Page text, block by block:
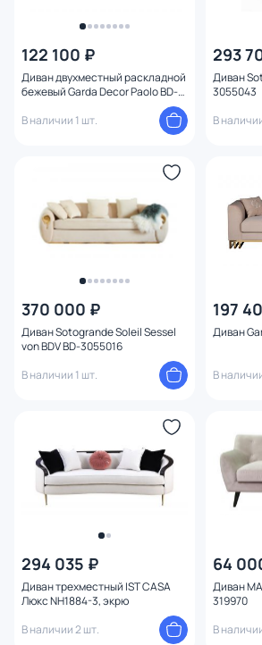
122 100 ₽
Диван двухместный pаскладной
бежевый Garda Decor Paolo BD-
В наличии 1 шт.
293
Диван
3055043
В
370 000 ₽
Диван Sotogrande Soleil Sessel
von BDV BD-3055016
В наличии 1 шт.
197
Диван
В
294 035 ₽
Диван трехместный IST CASA
Люкс NH1884-3, экрю
В наличии 2 шт.
64
Диван
319970
В